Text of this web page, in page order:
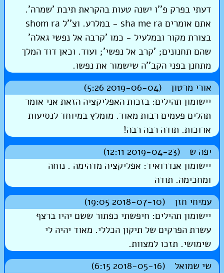
דעתי בפרק פ''ו ישנה טעות בהקראת תיבת 'שמרה'.
אתם אומרים sha me ra - במלרע. וצ''ל shom ra
בצורת מקור ובמלעיל - כמו 'קרבה אל נפשי גאלה'
שהם תחנונים; 'קרב אל נפשי'; ועוד. וכאן דוד המלך
מתחנן בפני הקב''ה שישמור את נפשו.
אורי מרטון (2019-06-04 5:26)
יישומון תהילים: בזכות האפליקציה הזאת אני אומר
תהלים פעמים רבות מאוד. מומלץ במיוחד לנסיעות
ארוכות. תודה רבה רבה!
יפה ש (2019-04-23 12:11)
יישומון אנדרואיד: אפליקציה מדהימה . נוחה
ומחכימה. תודה
עמיחי חזן (2018-07-10 19:05)
יישומון תהילים: חיפשתי כפתור ששם יהיו ברצף
עשרת הפרקים של תיקון הכללי. מאוד יהיה לי
שימושי. תזכו למצוות.
שי שמואל (2018-05-16 6:15)